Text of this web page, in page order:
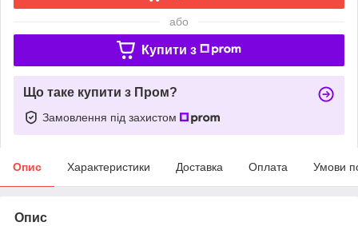
або
Купити з
Що таке купити з Пром?
Замовлення під захистом
Опис Характеристики Доставка Оплата Умови
Опис